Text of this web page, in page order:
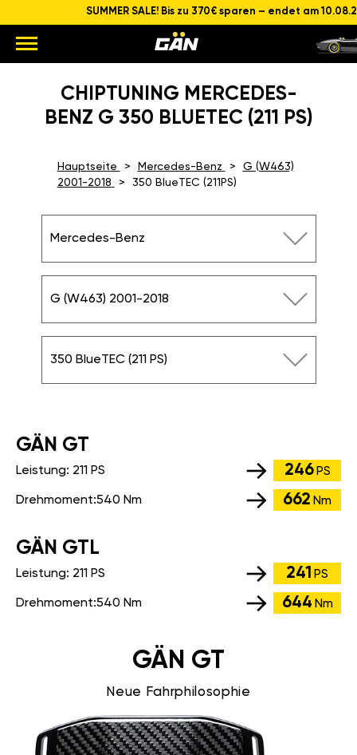
SUMMER SALE! Bis zu 370€ sparen – endet am
CHIPTUNING MERCEDES-
BENZ G 350 BLUETEC (211 PS)
Hauptseite Mercedes-Benz
G (W463)
2001-2018
350 BlueTEC (211PS)
Mercedes-Benz
G (W463) 2001-2018
350 BlueTEC (211 PS)
GÄN GT
Leistung: 211 PS 246 PS
Drehmoment:540 Nm 662 Nm
GÄN GTL
Leistung: 211 PS 241 PS
Drehmoment:540 Nm 644 Nm
GÄN GT
Neue Fahrphilosophie